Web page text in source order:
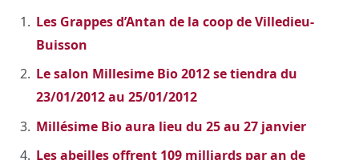
Les Grappes d’Antan de la coop de Villedieu-
Buisson
Le salon Millesime Bio 2012 se tiendra du
23/01/2012 au 25/01/2012
Millésime Bio aura lieu du 25 au 27 janvier
Les abeilles offrent 109 milliards par an de